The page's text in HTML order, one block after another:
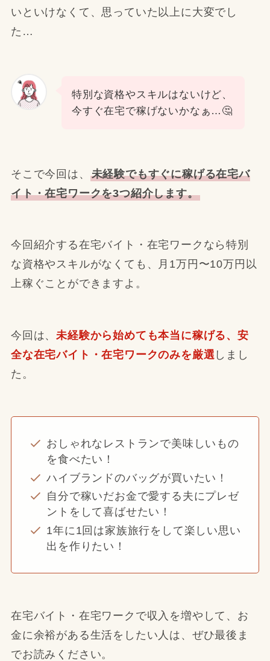
いといけなくて、思っていた以上に大変でし
た…
特別な資格やスキルはないけど、
今すぐ在宅で稼げないかなぁ…🤔
そこで今回は、 未経験でもすぐに稼げる在宅バ
イト・在宅ワークを3つ紹介します。
今回紹介する在宅バイト・在宅ワークなら特別
な資格やスキルがなくても、月1万円〜10万円以
上稼ぐことができますよ。
今回は、未経験から始めても本当に稼げる、安
全な在宅バイト・在宅ワークのみを厳選 しまし
た。
おしゃれなレストランで美味しいもの
を食べたい！
ハイブランドのバッグが買いたい！
自分で稼いだお金で愛する夫にプレゼ
ントをして喜ばせたい！
1年に1回は家族旅行をして楽しい思い
出を作りたい！
在宅バイト・在宅ワークで収入を増やして、お
金に余裕がある生活をしたい人は、ぜひ最後ま
でお読みください。